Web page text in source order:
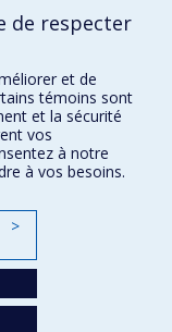
de validation de
ety la
de respecter
et de
témoins sont
et la sécurité
vos
à notre
à vos besoins.
>